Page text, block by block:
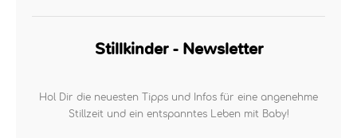
Stillkinder - Newsletter
Hol Dir die neuesten Tipps und Infos für eine angenehme
Stillzeit und ein entspanntes Leben mit Baby!